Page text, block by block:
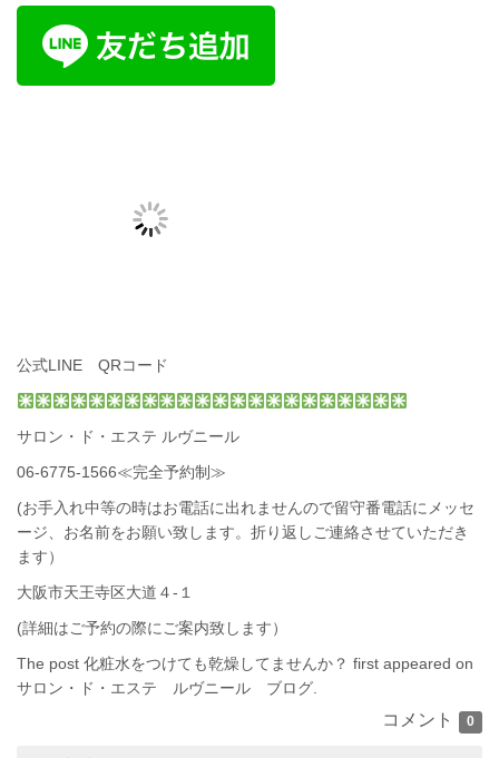
公式LINE QRコード
サロン・ド・エステ ルヴニール
06-6775-1566≪完全予約制≫
(お手入れ中等の時はお電話に出れませんので留守番電話にメッセ
ージ、お名前をお願い致します。折り返しご連絡させていただき
ます）
大阪市天王寺区大道４-１
(詳細はご予約の際にご案内致します）
The post 化粧水をつけても乾燥してませんか？ first appeared on
サロン・ド・エステ ルヴニール ブログ.
コメント 0